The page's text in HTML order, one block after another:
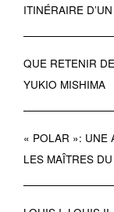
ITINÉRAIRE
QUE RETENIR
YUKIO MISHIMA
« POLAR »: UNE
LES MAÎTRES